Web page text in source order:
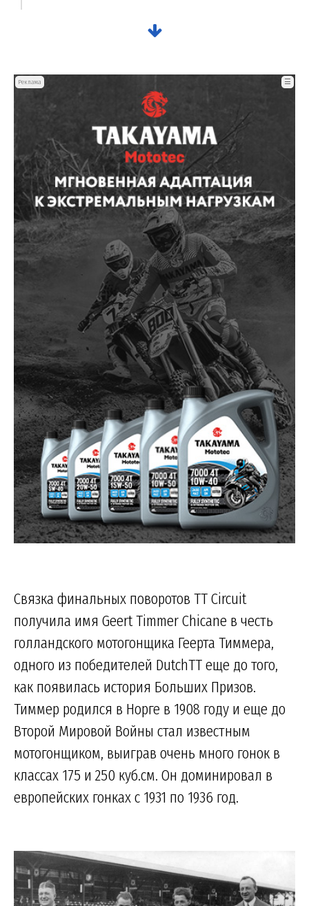
Реклама ☰
Связка финальных поворотов TT Circuit
получила имя Geert Timmer Chicane в честь
голландского мотогонщика Геерта Тиммера,
одного из победителей DutchTT еще до того,
как появилась история Больших Призов.
Тиммер родился в Норге в 1908 году и еще до
Второй Мировой Войны стал известным
мотогонщиком, выиграв очень много гонок в
классах 175 и 250 куб.см. Он доминировал в
европейских гонках с 1931 по 1936 год.